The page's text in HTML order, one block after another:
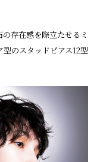
存在感を際立たせるミ
のスタッドピアス12型